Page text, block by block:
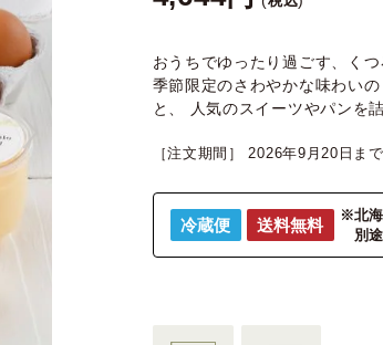
おうちでゆったり過ごす、くつ
季節限定のさわやかな味わい
と、 人気のスイーツやパンを
［注文期間］ 2026年9月20日
冷蔵便 送料無料
※北海
別